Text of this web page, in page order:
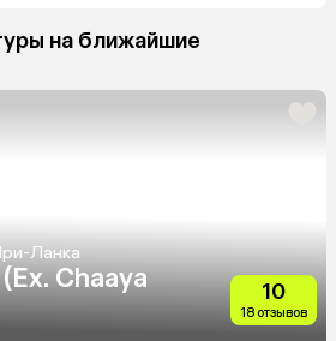
на ближайшие
Ланка
Chaaya
10
18 отзывов